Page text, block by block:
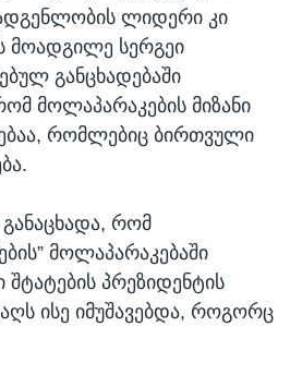
ლიდერი კი
მოადგილე სერგეი
განცხადებაში
მოლაპარაკების მიზანი
რომლებიც ბირთვული
განაცხადა, რომ
მოლაპარაკებაში
პრეზიდენტის
ისე იმუშავებდა, როგორც